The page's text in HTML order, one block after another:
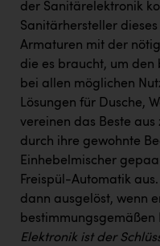
Wirtschaftskammer OÖ
ZGONC
ZULuft - Zukunft Luft
z.l.ö.
Österreichisches
Wirtschaftskammer OÖ
Dopgas
kunden basics
der Sanitärelektronik
Sanitärhersteller
Armaturen mit der
die es braucht, um
bei allen möglichen
Lösungen für Dusche,
vereinen das Beste aus
durch ihre gewohnte
Einhebelmischer
Freispül-Automatik
dann ausgelöst, wenn
bestimmungsgemäßen
Elektronik ist der